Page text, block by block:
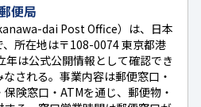
便局
dai Post Office）は、日本
所在地は〒108-0074 東京都港
は公式公開情報として確認でき
される。事業内容は郵便窓口・
険窓口・ATMを通じ、郵便物・